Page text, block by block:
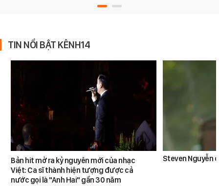
TIN NỔI BẬT KÊNH14
Bản hit mở ra kỷ nguyên mới của nhạc
Việt: Ca sĩ thành hiện tượng được cả
nước gọi là "Anh Hai" gần 30 năm
Steven Nguyễn